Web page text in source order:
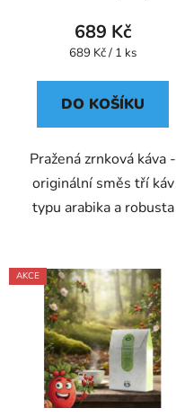
689 Kč
Měrná
689 Kč / 1 ks
DO KOŠÍKU
Pražená zrnková káva -
originální směs tří káv
typu arabika a robusta
AKCE